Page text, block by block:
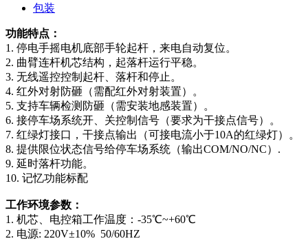
包装
功能特点：
1. 停电手摇电机底部手轮起杆，来电自动复位。
2. 曲臂连杆机芯结构，起落杆运行平稳。
3. 无线遥控控制起杆、落杆和停止。
4. 红外对射防砸（需配红外对射装置）。
5. 支持车辆检测防砸（需安装地感装置）。
6. 接停车场系统开、关控制信号（要求为干接点信号）。
7. 红绿灯接口，干接点输出（可接电流小于10A的红绿灯）。
8. 提供限位状态信号给停车场系统（输出COM/NO/NC）.
9. 延时落杆功能。
10. 记忆功能标配
工作环境参数：
1. 机芯、电控箱工作温度：-35℃~+60℃
2. 电源: 220V±10% 50/60HZ